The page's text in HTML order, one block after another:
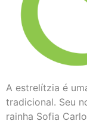
A estrelítzia é
tradicional. Seu
rainha Sofia